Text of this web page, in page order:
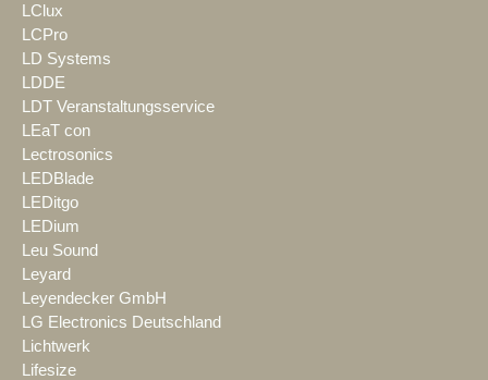
LClux
LCPro
LD Systems
LDDE
LDT Veranstaltungsservice
LEaT con
Lectrosonics
LEDBlade
LEDitgo
LEDium
Leu Sound
Leyard
Leyendecker GmbH
LG Electronics Deutschland
Lichtwerk
Lifesize